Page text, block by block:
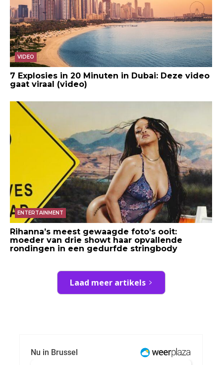
VIDEO
7 Explosies in 20 Minuten in Dubai: Deze video
gaat viraal (video)
ENTERTAINMENT
Rihanna’s meest gewaagde foto’s ooit:
moeder van drie showt haar opvallende
rondingen in een gedurfde stringbody
Laad meer artikels